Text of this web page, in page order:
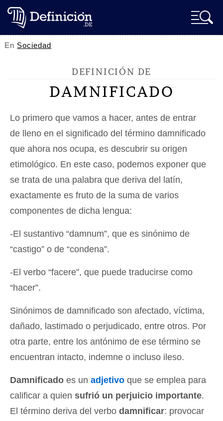
En Sociedad
DEFINICIÓN DE
DAMNIFICADO
Lo primero que vamos a hacer, antes de entrar
de lleno en el significado del término damnificado
que ahora nos ocupa, es descubrir su origen
etimológico. En este caso, podemos exponer que
se trata de una palabra que deriva del latín,
exactamente es fruto de la suma de varios
componentes de dicha lengua:
-El sustantivo “damnum”, que es sinónimo de
“castigo” o de “condena”.
-El verbo “facere”, que puede traducirse como
“hacer”.
Sinónimos de damnificado son afectado, víctima,
dañado, lastimado o perjudicado, entre otros. Por
otra parte, entre los antónimo de ese término se
encuentran intacto, indemne o incluso ileso.
Damnificado es un adjetivo que se emplea para
calificar a quien sufrió un perjuicio importante.
El término deriva del verbo damnificar: provocar